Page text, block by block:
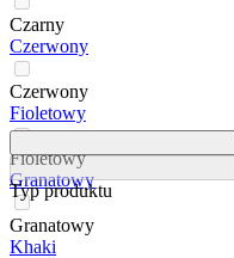
Czarny
Czerwony
Czerwony
Fioletowy
Fioletowy
Granatowy
Granatowy
Khaki
Typ produktu